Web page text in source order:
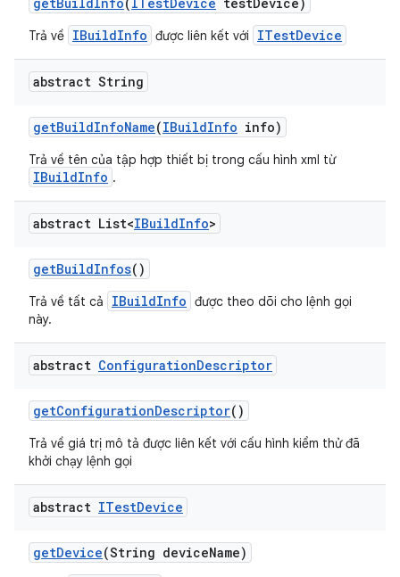
Trả về IBuildInfo được liên kết với ITestDevice
abstract String
getBuildInfoName(IBuildInfo info)
Trả về tên của tập hợp thiết bị trong cấu hình xml từ
IBuildInfo .
abstract List<IBuildInfo>
getBuildInfos()
Trả về tất cả IBuildInfo được theo dõi cho lệnh gọi
này.
abstract ConfigurationDescriptor
getConfigurationDescriptor()
Trả về giá trị mô tả được liên kết với cấu hình kiểm thử đã
khởi chạy lệnh gọi
abstract ITestDevice
getDevice(String deviceName)